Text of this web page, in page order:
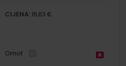
CIJENA: 16,63 €
Omot